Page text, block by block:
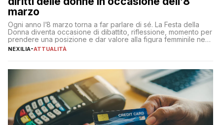
marzo
Ogni anno l’8 marzo torna a far parlare di sé. La Festa della
Donna diventa occasione di dibattito, riflessione, momento per
prendere una posizione e dar valore alla figura femminile nella
sua complessità e crucialità. A lanciare un messaggio “forte e
NEXILIA-ATTUALITÀ